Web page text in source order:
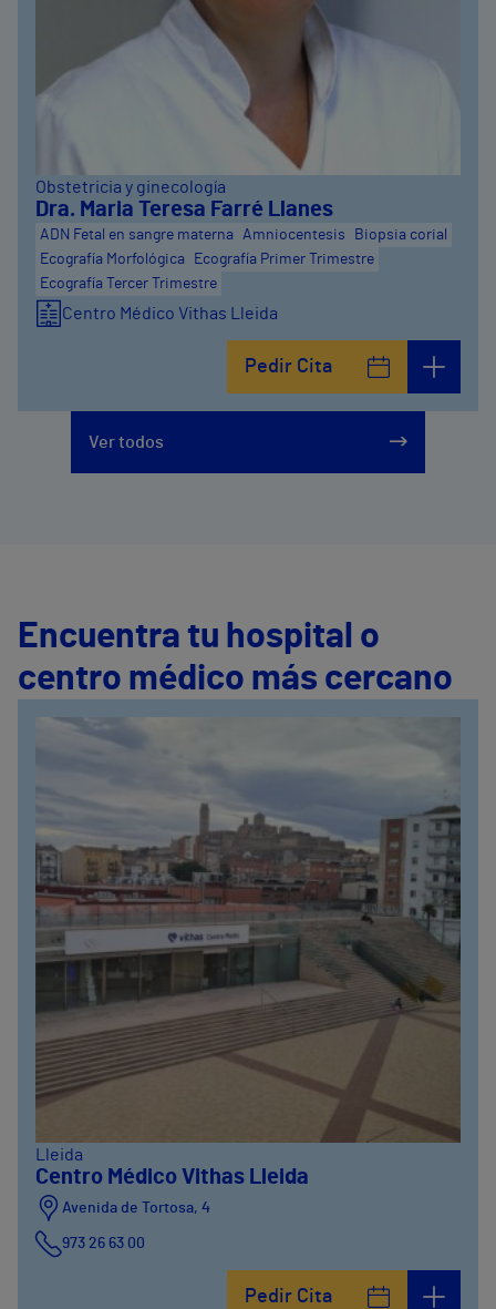
Obstetricia y ginecología
Dra. Maria Teresa Farré Llanes
ADN Fetal en sangre materna Amniocentesis
Biopsia corial
Ecografía Morfológica
Ecografía Primer Trimestre
Ecografía Tercer Trimestre
Centro Médico Vithas Lleida
Pedir Cita
Ver todos
Encuentra tu hospital o
centro médico más cercano
Lleida
Centro Médico Vithas Lleida
Avenida de Tortosa, 4
973 26 63 00
Pedir Cita